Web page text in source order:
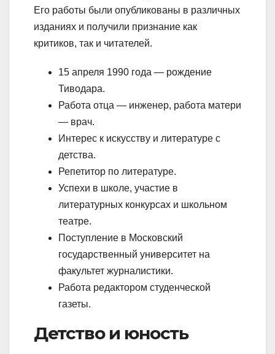
Его работы были опубликованы в различных
изданиях и получили признание как
критиков, так и читателей.
15 апреля 1990 года — рождение
Тиводара.
Работа отца — инженер, работа матери
— врач.
Интерес к искусству и литературе с
детства.
Репетитор по литературе.
Успехи в школе, участие в
литературных конкурсах и школьном
театре.
Поступление в Московский
государственный университет на
факультет журналистики.
Работа редактором студенческой
газеты.
Детство и юность